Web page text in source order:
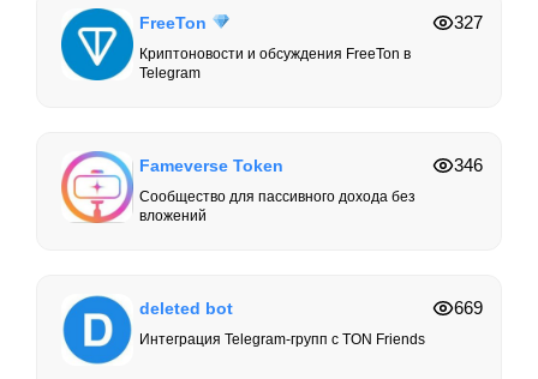
FreeTon
Криптоновости и обсуждения FreeTon в
Telegram
327
Fameverse Token
Сообщество для пассивного дохода без
вложений
346
deleted bot
Интеграция Telegram-групп с TON Friends
669